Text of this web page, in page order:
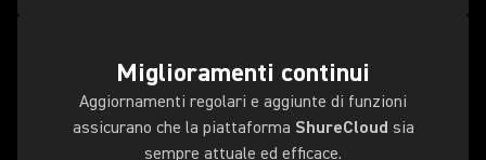
Miglioramenti continui
Aggiornamenti regolari e aggiunte di funzioni
assicurano che la piattaforma ShureCloud sia
sempre attuale ed efficace.